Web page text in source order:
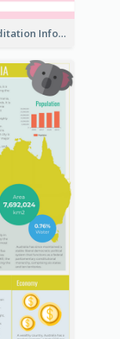
Pink Meditation Infographic